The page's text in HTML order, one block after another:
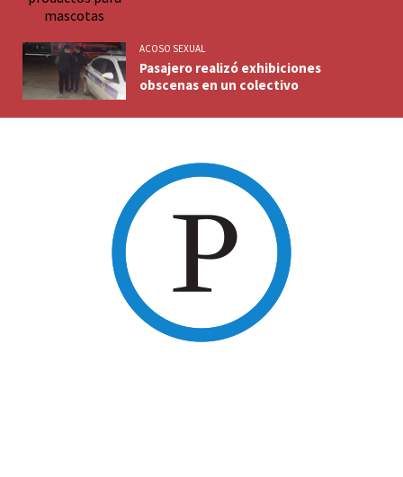
ACOSO SEXUAL
Pasajero realizó exhibiciones
obscenas en un colectivo